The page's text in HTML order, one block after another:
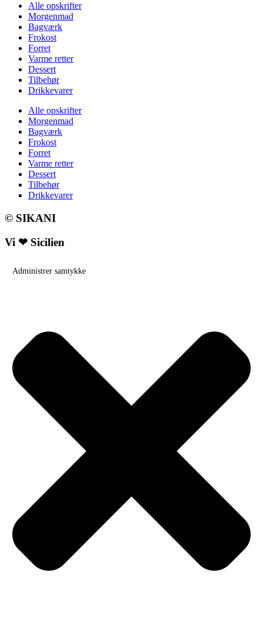
Alle opskrifter
Morgenmad
Bagværk
Frokost
Forret
Varme retter
Dessert
Tilbehør
Drikkevarer
Alle opskrifter
Morgenmad
Bagværk
Frokost
Forret
Varme retter
Dessert
Tilbehør
Drikkevarer
© SIKANI
Vi ❤ Sicilien
Administrer samtykke